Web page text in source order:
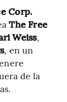
Corp.
The Free
Weiss,
, en un
de la